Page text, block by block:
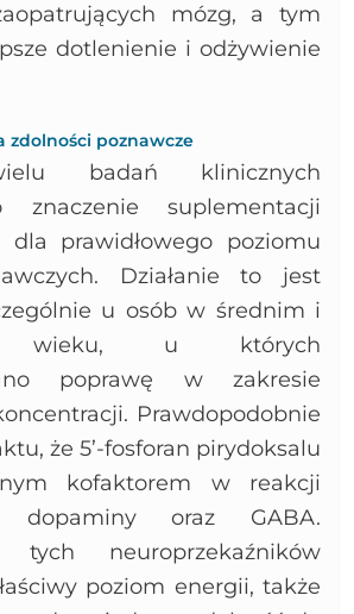
mózg, a tym
dotlenienie i odżywienie
zdolności poznawcze
badań klinicznych
znaczenie suplementacji
prawidłowego poziomu
Działanie to jest
u osób w średnim i
wieku, u których
poprawę w zakresie
Prawdopodobnie
że 5’-fosforan pirydoksalu
kofaktorem w reakcji
dopaminy oraz GABA.
neuroprzekaźników
poziom energii, także